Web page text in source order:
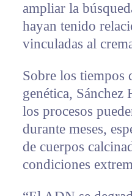
ampliar la
hayan tenido
vinculadas al
Sobre los tiempos
genética, Sánchez
los procesos
durante meses,
de cuerpos
condiciones